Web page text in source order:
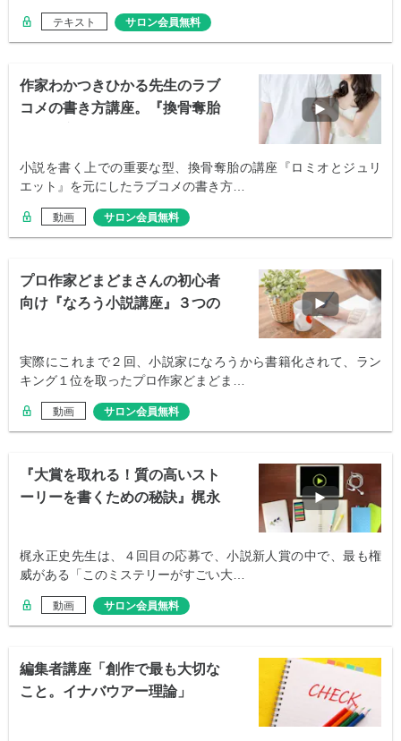
テキスト サロン会員無料
作家わかつきひかる先生のラブ
コメの書き方講座。『換骨奪胎
小説を書く上での重要な型、換骨奪胎の講座『ロミオとジュリ
エット』を元にしたラブコメの書き方…
動画 サロン会員無料
プロ作家どまどまさんの初心者
向け『なろう小説講座』３つの
実際にこれまで２回、小説家になろうから書籍化されて、ラン
キング１位を取ったプロ作家どまどま…
動画 サロン会員無料
『大賞を取れる！質の高いスト
ーリーを書くための秘訣』梶永
梶永正史先生は、４回目の応募で、小説新人賞の中で、最も権
威がある「このミステリーがすごい大…
動画 サロン会員無料
編集者講座「創作で最も大切な
こと。イナバウアー理論」